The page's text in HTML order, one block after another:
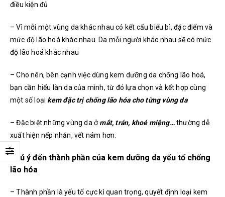
điều kiện đủ
– Vì mỗi một vùng da khác nhau có kết cấu biểu bì, đặc điểm và
mức độ lão hoá khác nhau. Da mỗi người khác nhau sẽ có mức
độ lão hoá khác nhau
– Cho nên, bên cạnh việc dùng kem dưỡng da chống lão hoá,
bạn cần hiểu làn da của mình, từ đó lựa chọn và kết hợp cùng
một số loạikem đặc trị chống lão hóa cho từng vùng da
– Đặc biệt những vùng da ởmắt, trán, khoé miệng… thường dễ
xuất hiện nếp nhăn, vết nám hơn.
Chú ý đến thành phần của kem dưỡng da yếu tố chống
lão hóa
– Thành phần là yếu tố cực kì quan trọng, quyết định loại kem